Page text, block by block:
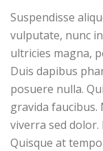
Suspendisse
vulputate, nunc
ultricies magna,
Duis dapibus
posuere nulla.
gravida faucibus.
viverra sed
Quisque at